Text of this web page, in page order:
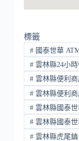
標籤
#國泰世華
#雲林縣24小
#雲林縣便利商
#雲林縣便利商
#雲林縣國泰世
#雲林縣國泰世
#雲林縣虎尾鎮